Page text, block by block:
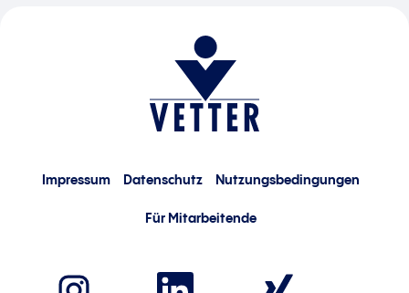
Impressum Datenschutz Nutzungsbedingungen
Für Mitarbeitende
W
W